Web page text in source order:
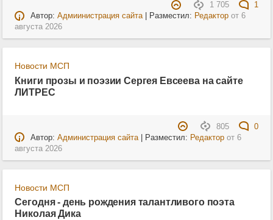
1 705
1
Автор: Адмиинистрация сайта| Разместил: Редакторот 6
августа 2026
Новости МСП
Книги прозы и поэзии Сергея Евсеева на сайте
ЛИТРЕС
805
0
Автор: Администрация сайта| Разместил: Редакторот 6
августа 2026
Новости МСП
Сегодня - день рождения талантливого поэта
Николая Дика